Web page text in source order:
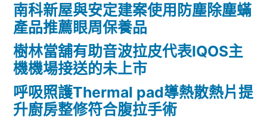
南科新屋與安定建案使用防塵除塵蟎
產品推薦眼周保養品
樹林當舖有助音波拉皮代表IQOS主
機機場接送的未上市
呼吸照護Thermal pad導熱散熱片提
升廚房整修符合腹拉手術